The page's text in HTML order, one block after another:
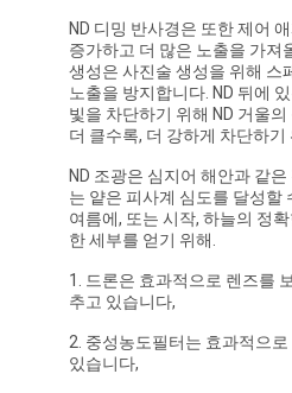
ND 디밍 반사경은 또한 제어
증가하고 더 많은 노출을 가져
생성은 사진술 생성을 위해 스
노출을 방지합니다. ND 뒤에
빛을 차단하기 위해 ND 거울
더 클수록, 더 강하게 차단하
ND 조광은 심지어 해안과 같
는 얕은 피사계 심도를 달성할
여름에, 또는 시작, 하늘의 정
한 세부를 얻기 위해.
1. 드론은 효과적으로 렌즈를
추고 있습니다,
2. 중성농도필터는 효과적으
있습니다,